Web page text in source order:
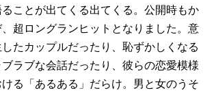
ことが出てくる出てくる。公開時もか
超ロングランヒットとなりました。意
たカップルだったり、恥ずかしくなる
ラブな会話だったり、彼らの恋愛模様
る「あるある」だらけ。男と女のうそ